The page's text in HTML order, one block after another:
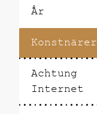
År
Konstnärer
Achtung
Internet